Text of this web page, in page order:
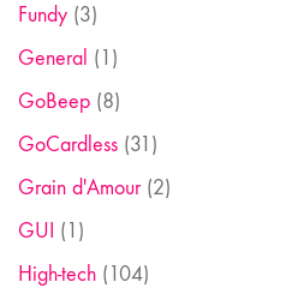
Fundy (3)
General (1)
GoBeep (8)
GoCardless (31)
Grain d'Amour(2)
GUI (1)
High-tech (104)